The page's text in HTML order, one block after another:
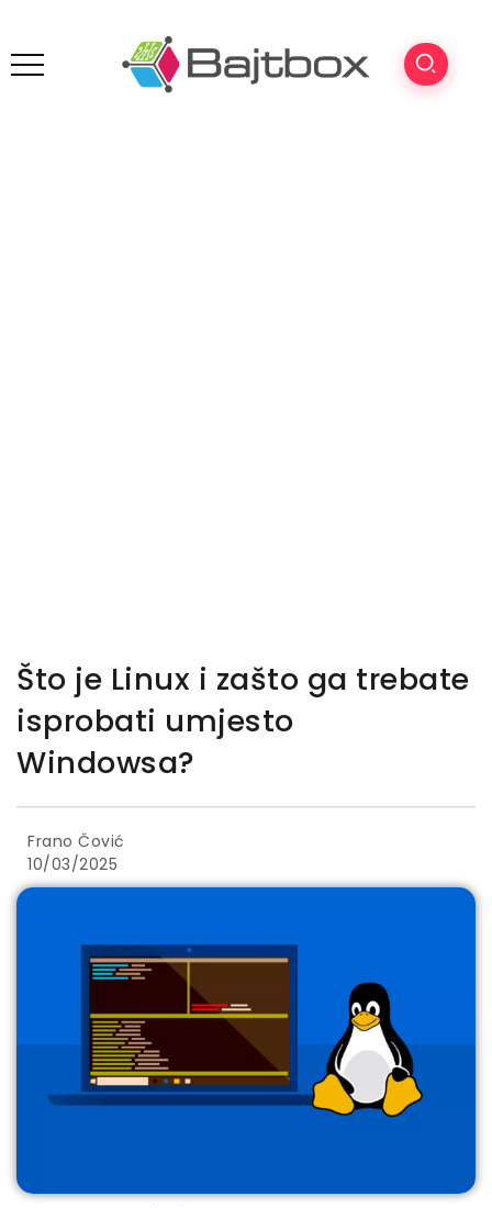
Što je Linux i zašto ga trebate
isprobati umjesto
Windowsa?
Frano Čović
10/03/2025